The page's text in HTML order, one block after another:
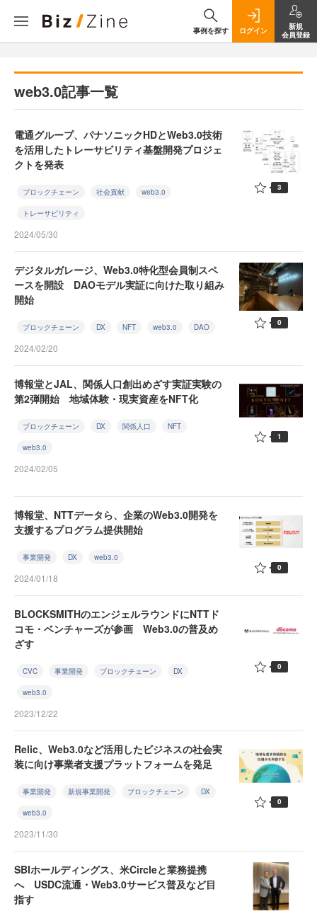
事例を探す ログイン
新規
会員登録
web3.0記事一覧
電通グループ、パナソニックHDとWeb3.0技術
を活用したトレーサビリティ基盤開発プロジェ
クトを発表
ブロックチェーン 社会貢献 web3.0
トレーサビリティ
2024/05/30
3
デジタルガレージ、Web3.0特化型会員制スペ
ースを開設 DAOモデル実証に向けた取り組み
開始
ブロックチェーン DX NFT web3.0 DAO
2024/02/20
0
博報堂とJAL、関係人口創出めざす実証実験の
第2弾開始 地域体験・現実資産をNFT化
ブロックチェーン DX 関係人口 NFT
web3.0
2024/02/05
1
博報堂、NTTデータら、企業のWeb3.0開発を
支援するプログラム提供開始
事業開発 DX web3.0
2024/01/18
0
BLOCKSMITHのエンジェルラウンドにNTTド
コモ・ベンチャーズが参画 Web3.0の普及め
ざす
CVC 事業開発 ブロックチェーン DX
web3.0
2023/12/22
0
Relic、Web3.0など活用したビジネスの社会実
装に向け事業者支援プラットフォームを発足
事業開発 新規事業開発 ブロックチェーン DX
web3.0
2023/11/30
0
SBIホールディングス、米Circleと業務提携
へ USDC流通・Web3.0サービス普及など目
指す